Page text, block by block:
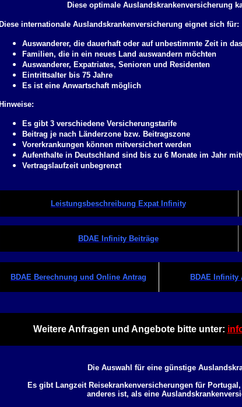
Diese optimale Auslandskrankenversicherung
Diese internationale Auslandskrankenversicherung eignet sich für:
Auswanderer, die dauerhaft oder auf unbestimmte Zeit in
Familien, die in ein neues Land auswandern möchten
Auswanderer, Expatriates, Senioren und Residenten
Eintrittsalter bis 75 Jahre
Es ist eine Anwartschaft möglich
Hinweise:
Es gibt 3 verschiedene Versicherungstarife
Beitrag je nach Länderzone bzw. Beitragszone
Vorerkrankungen können mitversichert werden
Aufenthalte in Deutschland sind bis zu 6 Monate im Jahr
Vertragslaufzeit unbegrenzt
Leistungsbeschreibung Expat Infinity
BDAE Infinity Beiträge
BDAE Berechnung und Online Antrag BDAE Infinity
Weitere Anfragen und Angebote bitte unter:
Die Auswahl für eine günstige
Es gibt Langzeit Reisekrankenversicherungen für
anderes ist, als eine